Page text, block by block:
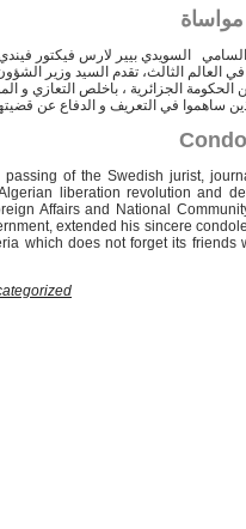
السويدي بيير لارس فيكتور
العالم الثالث، تقدم السيد وزير
الحكومة الجزائرية ، باخلص التعازي و
ساهموا في التعريف و الدفاع عن
passing of the Swedish jurist,
liberation revolution and
Affairs and National
extended his sincere
which does not forget its